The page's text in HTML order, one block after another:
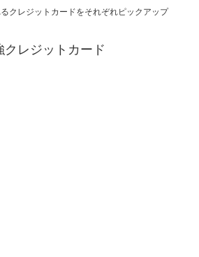
クレジットカードをそれぞれピックアップ
クレジットカード